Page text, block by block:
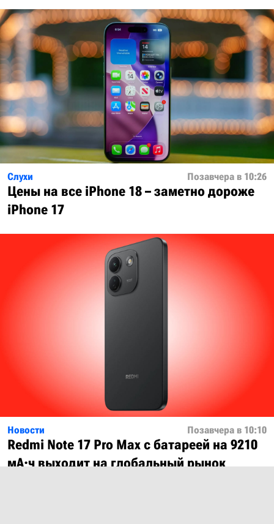
Слухи Позавчера в 10:26
Цены на все iPhone 18 – заметно дороже
iPhone 17
Новости Позавчера в 10:10
Redmi Note 17 Pro Max с батареей на 9210
мА·ч выходит на глобальный рынок